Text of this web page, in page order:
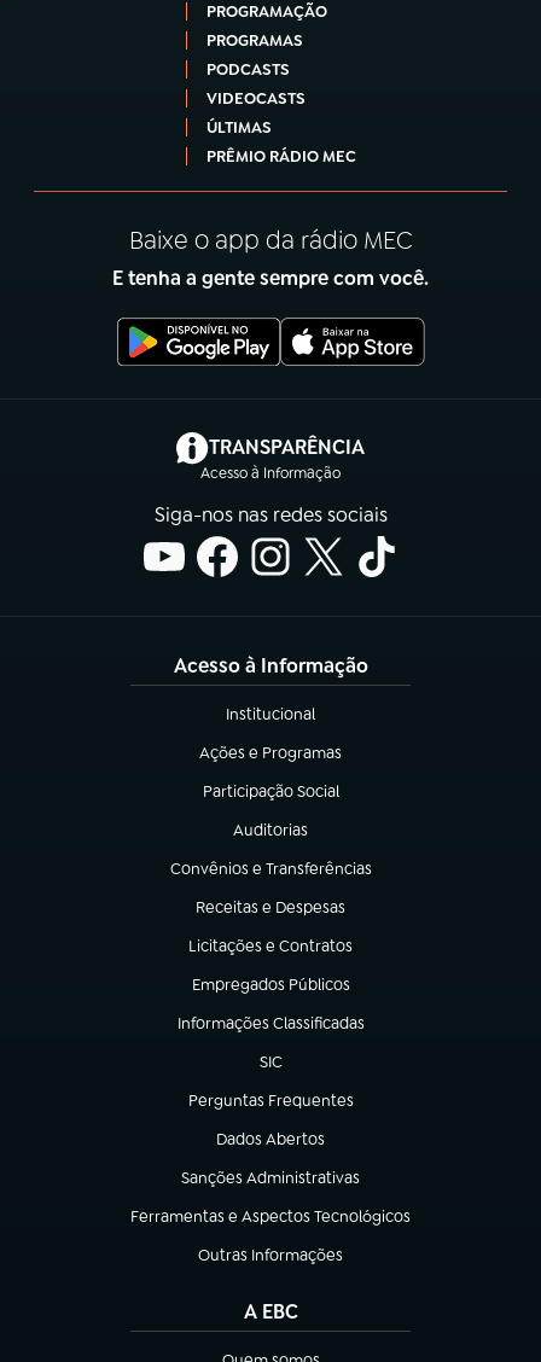
PROGRAMAÇÃO
PROGRAMAS
PODCASTS
VIDEOCASTS
ÚLTIMAS
PRÊMIO RÁDIO MEC
Baixe o app da rádio MEC
E tenha a gente sempre com você.
TRANSPARÊNCIA
Acesso à Informação
(abre em nova aba)
Siga-nos nas redes sociais
Acesso à Informação
Institucional
(abre em nova aba)
Ações e Programas
(abre em nova aba)
Participação Social
(abre em nova aba)
Auditorias
(abre em nova aba)
Convênios e Transferências
(abre em nova aba)
Receitas e Despesas
(abre em nova aba)
Licitações e Contratos
(abre em nova aba)
Empregados Públicos
(abre em nova aba)
Informações Classificadas
(abre em nova aba)
SIC
(abre em nova aba)
Perguntas Frequentes
(abre em nova aba)
Dados Abertos
(abre em nova aba)
Sanções Administrativas
(abre em nova aba)
Ferramentas e Aspectos Tecnológicos
(abre em nova aba)
Outras Informações
(abre em nova aba)
A EBC